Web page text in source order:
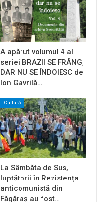
A apărut volumul 4 al
seriei BRAZII SE FRÂNG,
DAR NU SE ÎNDOIESC de
Ion Gavrilă…
Cultură
La Sâmbăta de Sus,
luptătorii în Rezistența
anticomunistă din
Făgăraș au fost…